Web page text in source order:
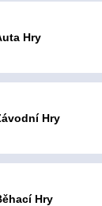
Hry
Hry
Hry